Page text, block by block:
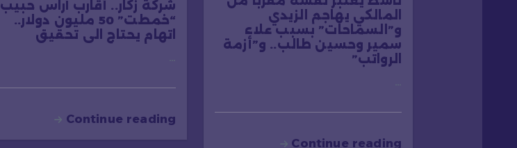
المالكي يهاجم الزيدي
و”السماحات” بسبب علاء
سمير وحسين طالب.. و”أزمة
الرواتب”
…
Continue reading
شركة زكار.. أقارب آراس حبيب
“خمطت” 50 مليون دولار..
اتهام يحتاج الى تحقيق
…
Continue reading